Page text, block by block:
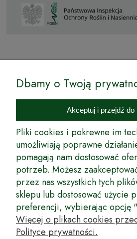
Internetowy Sklep Ogrodniczy
podkarpackich szkółkarzy, której
rynek wysokiej jakości drzewek
innych produktów pozwalających na
i dużych sadów oraz ogrodów.
Wspólnie stworzyliśmy dla Państwa
produkty, dary ziemi ze szkółek drzewek
których tradycje sięgają roku 1953.
z najwyższą starannością przez trzecie
Długoletnie Doświadczenie sprawiło, że
duża odporność na zmienne warunki
oraz niezwykły urodzaj. W ofercie naszego
ogrodniczego: drzewka owocowe, krzewy
Dbamy o Twoją
Akceptuj i przejdź do
Pliki cookies i pokrewne im
umożliwiają poprawne
pomagają nam dostosować
potrzeb. Możesz
przez nas wszystkich tych
sklepu lub dostosować użycie
preferencji, wybierając opcję
Więcej o plikach cookies
Polityce prywatności.